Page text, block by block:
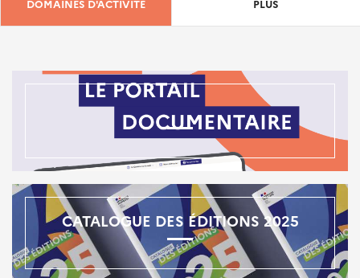
DOMAINES D'ACTIVITÉ PLUS
CATALOGUE DES ÉDITIONS 2025